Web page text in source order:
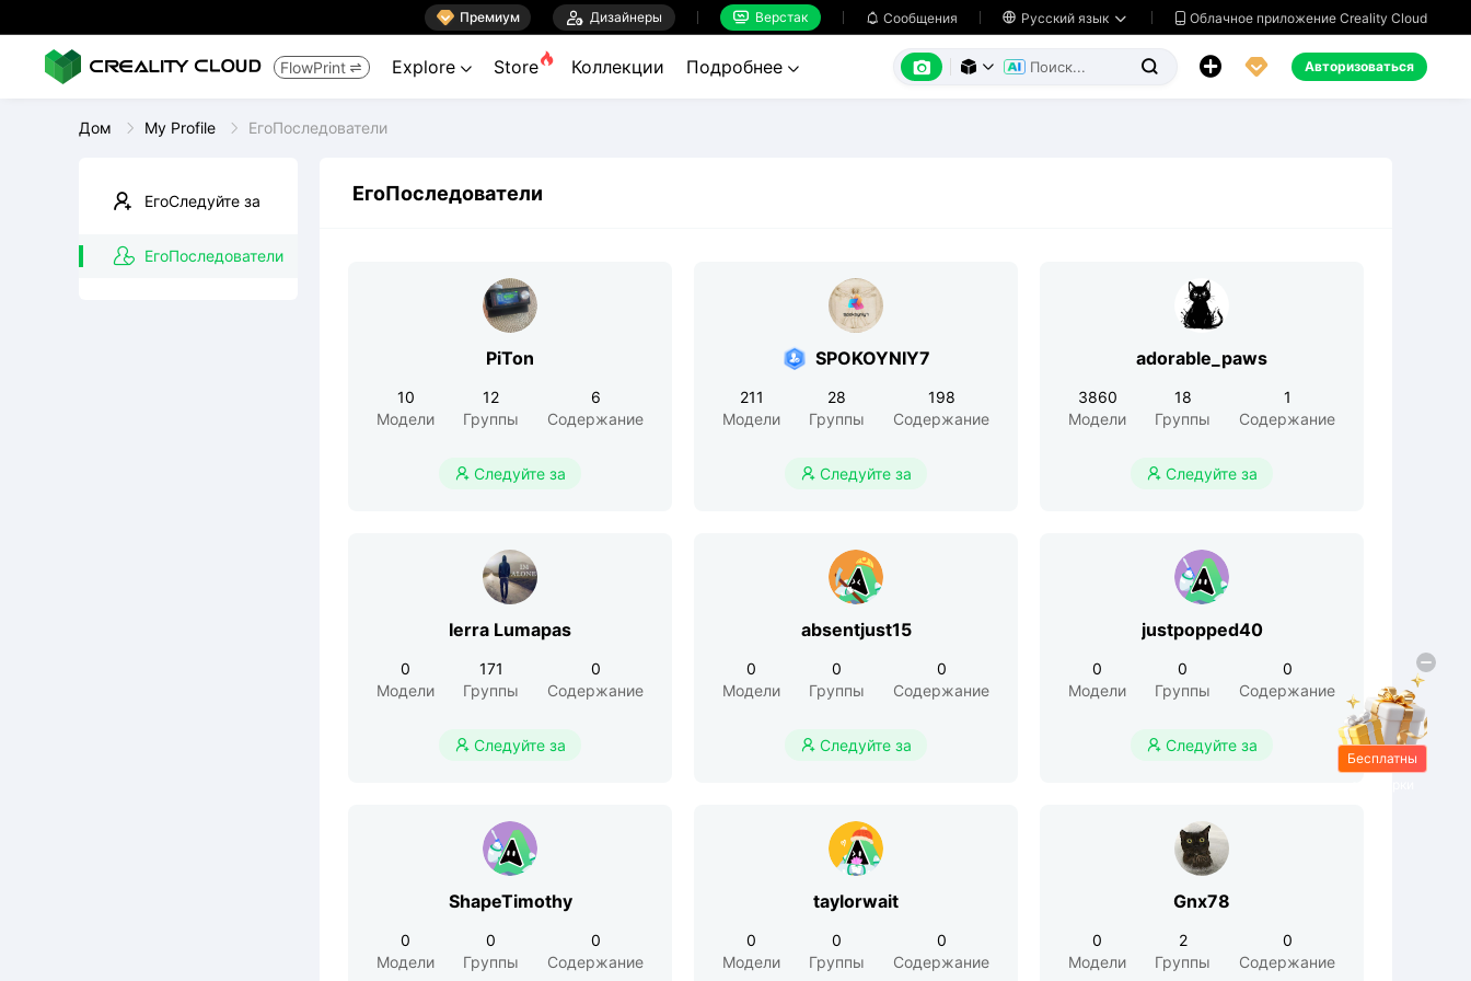
 Премиум  Дизайнеры  Верстак  Сообщения  Русский язык   Облачное приложение Creality Cloud
FlowPrint  Explore  Store Коллекции Подробнее        Авторизоваться
Дом My Profile ЕгоПоследователи
ЕгоСледуйте за
ЕгоПоследователи
ЕгоПоследователи
PiTon
10
Модели
12
Группы
6
Содержание
 Следуйте за
SPOKOYNIY7
211
Модели
28
Группы
198
Содержание
 Следуйте за
adorable_paws
3860
Модели
18
Группы
1
Содержание
 Следуйте за
Ierra Lumapas
0
Модели
171
Группы
0
Содержание
 Следуйте за
absentjust15
0
Модели
0
Группы
0
Содержание
 Следуйте за
justpopped40
0
Модели
0
Группы
0
Содержание
 Следуйте за
ShapeTimothy
0
Модели
0
Группы
0
Содержание
taylorwait
0
Модели
0
Группы
0
Содержание
Gnx78
0
Модели
2
Группы
0
Содержание
Бесплатны